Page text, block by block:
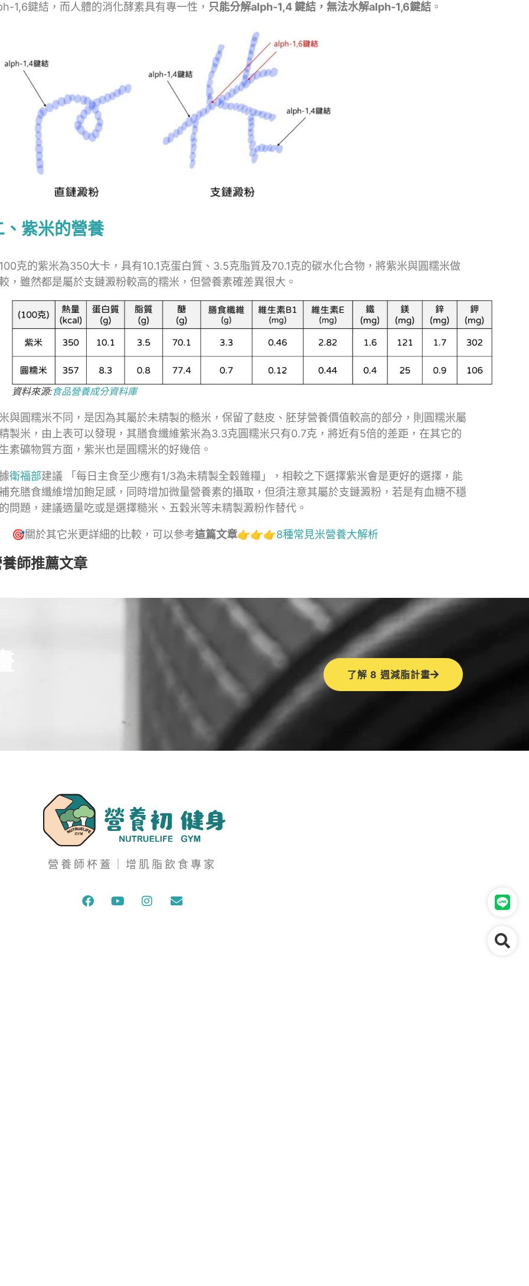
1,6鍵結，而人體的消化酵素具有專一性， 只能分解alph-1,4 鍵結，無法水解alph-1,6鍵結。
、紫米的營養
克的紫米為350大卡，具有10.1克蛋白質、3.5克脂質及70.1克的碳水化合物，將紫米與圓糯米做
，雖然都是屬於支鏈澱粉較高的糯米，但營養素確差異很大。
資料來源:食品營養成分資料庫
與圓糯米不同，是因為其屬於未精製的糙米，保留了麩皮、胚芽營養價值較高的部分，則圓糯米屬
製米，由上表可以發現，其膳食纖維紫米為3.3克圓糯米只有0.7克，將近有5倍的差距，在其它的
素礦物質方面，紫米也是圓糯米的好幾倍。
衛福部建議 「每日主食至少應有1/3為未精製全穀雜糧」，相較之下選擇紫米會是更好的選擇，能
充膳食纖維增加飽足感，同時增加微量營養素的攝取，但須注意其屬於支鏈澱粉，若是有血糖不穩
問題，建議適量吃或是選擇糙米、五穀米等未精製澱粉作替代。
🎯關於其它米更詳細的比較，可以參考這篇文章👉👉👉8種常見米營養大解析
師推薦文章
了解 8 週減脂計畫
營養師杯蓋｜增肌脂飲食專家